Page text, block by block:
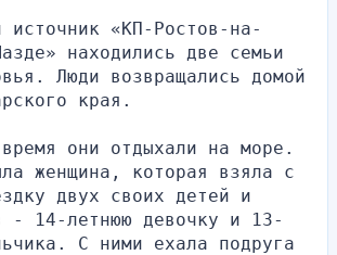
источник «КП-Ростов-на-
находились две семьи
Люди возвращались домой
края.
они отдыхали на море.
женщина, которая взяла с
двух своих детей и
- 14-летнюю девочку и 13-
С ними ехала подруга